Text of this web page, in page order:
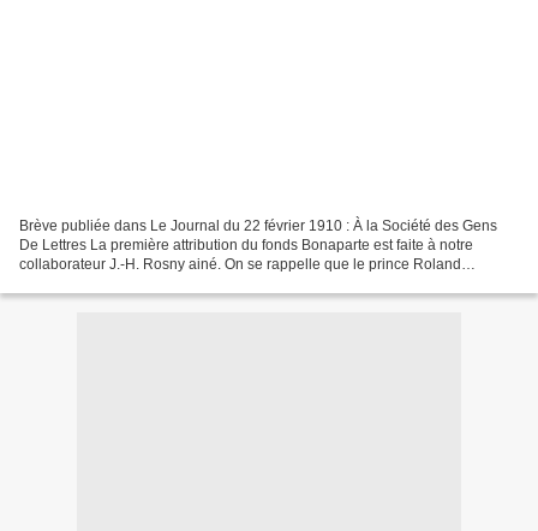
Brève publiée dans Le Journal du 22 février 1910 : À la Société des Gens
De Lettres La première attribution du fonds Bonaparte est faite à notre
collaborateur J.-H. Rosny ainé. On se rappelle que le prince Roland